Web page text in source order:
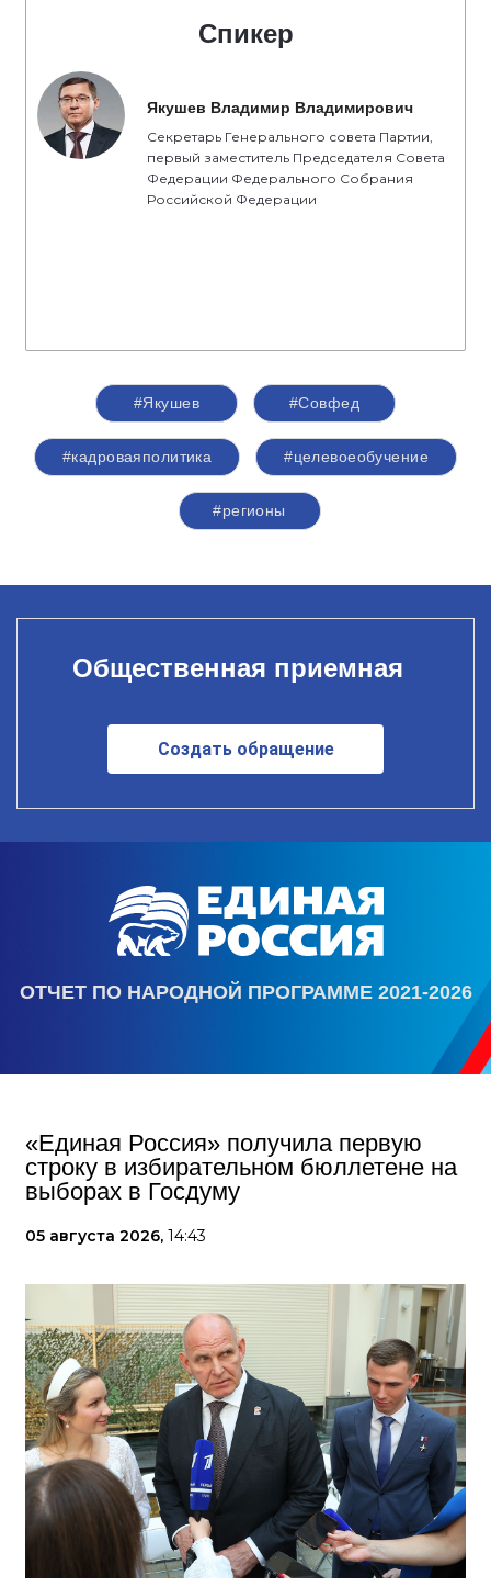
Спикер
Якушев Владимир Владимирович
Секретарь Генерального совета Партии,
первый заместитель Председателя Совета
Федерации Федерального Собрания
Российской Федерации
#Якушев #Совфед
#кадроваяполитика #целевоеобучение
#регионы
Общественная приемная
Создать обращение
ОТЧЕТ ПО НАРОДНОЙ ПРОГРАММЕ 2021-2026
«Единая Россия» получила первую
строку в избирательном бюллетене на
выборах в Госдуму
05 августа 2026, 14:43